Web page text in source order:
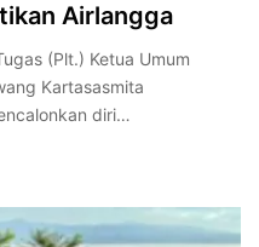
Airlangga
(Plt.) Ketua Umum
Kartasasmita
diri…